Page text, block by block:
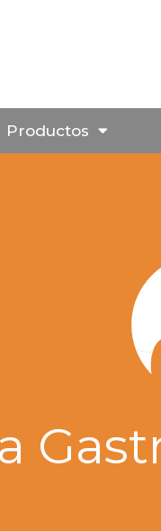
Productos